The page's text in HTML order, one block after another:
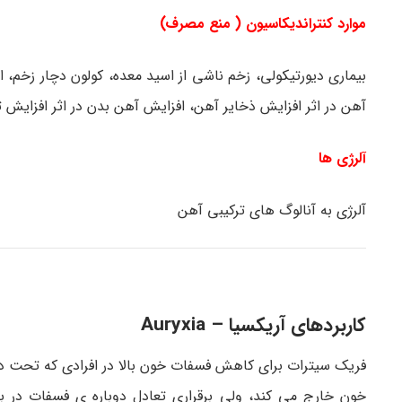
موارد کنتراندیکاسیون ( منع مصرف)
بیماری دیورتیکولی، زخم ناشی از اسید معده، کولون دچار
آهن در اثر افزایش ذخایر آهن، افزایش آهن بدن در اثر
آلرژی ها
آلرژی به آنالوگ های ترکیبی آهن
کاربردهای آریکسیا – Auryxia
فریک سیترات برای کاهش فسفات خون بالا در افرادی که تحت
خون خارج می کند، ولی برقراری تعادل دوباره ی